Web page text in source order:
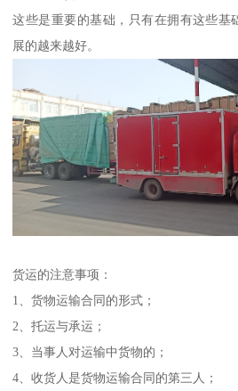
这些是重要的基础，只有在拥有这些基
展的越来越好。
货运的注意事项：
1、货物运输合同的形式；
2、托运与承运；
3、当事人对运输中货物的；
4、收货人是货物运输合同的第三人；